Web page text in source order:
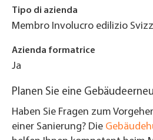
Tipo di azienda
Membro Involucro edilizio
Azienda formatrice
Ja
Planen Sie eine
Haben Sie Fragen zum
einer Sanierung? Die